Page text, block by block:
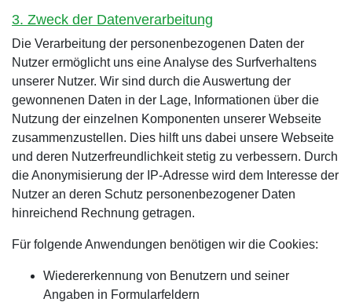
3. Zweck der Datenverarbeitung
Die Verarbeitung der personenbezogenen Daten der
Nutzer ermöglicht uns eine Analyse des Surfverhaltens
unserer Nutzer. Wir sind durch die Auswertung der
gewonnenen Daten in der Lage, Informationen über die
Nutzung der einzelnen Komponenten unserer Webseite
zusammenzustellen. Dies hilft uns dabei unsere Webseite
und deren Nutzerfreundlichkeit stetig zu verbessern. Durch
die Anonymisierung der IP-Adresse wird dem Interesse der
Nutzer an deren Schutz personenbezogener Daten
hinreichend Rechnung getragen.
Für folgende Anwendungen benötigen wir die Cookies:
Wiedererkennung von Benutzern und seiner
Angaben in Formularfeldern